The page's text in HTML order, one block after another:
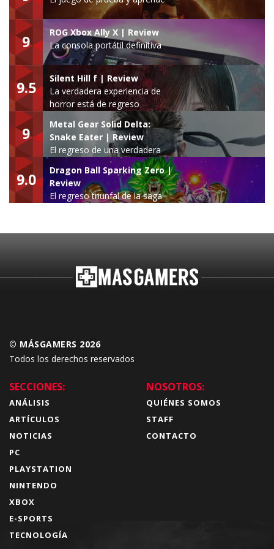
9
ROG Xbox Ally X | Review
La consola portátil definitiva
9.5
Silent Hill f | Review
La verdadera experiencia de
horror está de regreso
9
Metal Gear Solid Delta:
Snake Eater | Review
El regreso de una verdadera
leyenda
9.0
Dragon Ball Sparking Zero |
Review
El regreso triunfal de la saga
© MÁSGAMERS 2026
Todos los derechos reservados
SECCIONES:
ANÁLISIS
ARTÍCULOS
NOTICIAS
PC
PLAYSTATION
NINTENDO
XBOX
E-SPORTS
TECNOLOGÍA
NOSOTROS:
QUIÉNES SOMOS
STAFF
CONTACTO